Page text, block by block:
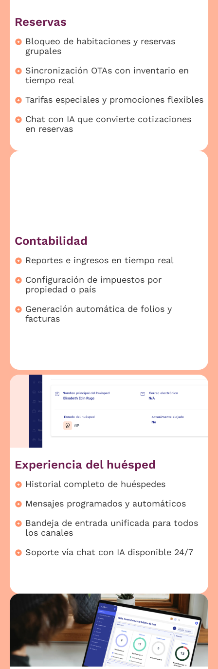
Reservas
Bloqueo de habitaciones y reservas
grupales
Sincronización OTAs con inventario en
tiempo real
Tarifas especiales y promociones flexibles
Chat con IA que convierte cotizaciones
en reservas
Contabilidad
Reportes e ingresos en tiempo real
Configuración de impuestos por
propiedad o país
Generación automática de folios y
facturas
Experiencia del huésped
Historial completo de huéspedes
Mensajes programados y automáticos
Bandeja de entrada unificada para todos
los canales
Soporte vía chat con IA disponible 24/7